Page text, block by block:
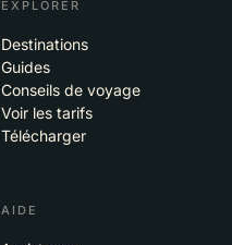
EXPLORER
Destinations
Guides
Conseils de voyage
Voir les tarifs
Télécharger
AIDE